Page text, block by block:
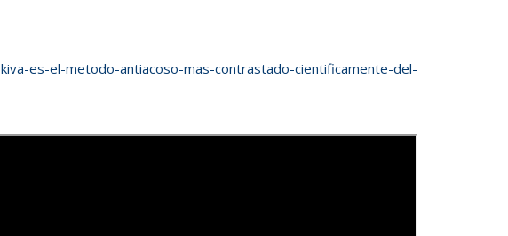
es-el-metodo-antiacoso-mas-contrastado-cientificamente-del-